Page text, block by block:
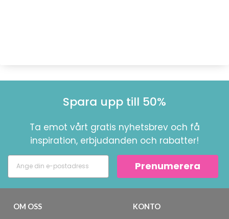
Spara upp till 50%
Ta emot vårt gratis nyhetsbrev och få
inspiration, erbjudanden och rabatter!
Prenumerera
OM OSS KONTO